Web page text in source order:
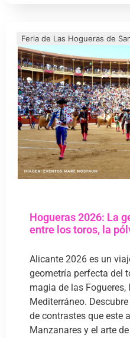
Feria de Las Hogueras de
Hogueras 2026: La
entre los toros, la
Alicante 2026 es un
geometría perfecta del
magia de las Fogueres,
Mediterráneo.
de contrastes que este
Manzanares y el arte